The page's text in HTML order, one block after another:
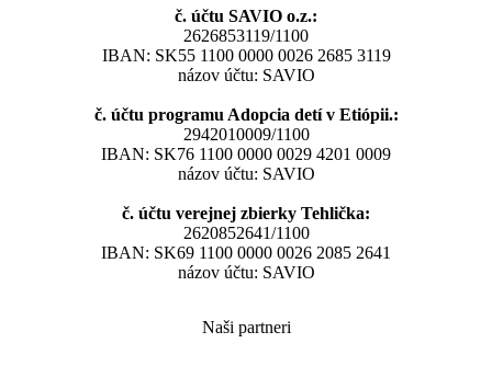
č. účtu SAVIO o.z.:
2626853119/1100
IBAN: SK55 1100 0000 0026 2685 3119
názov účtu: SAVIO
č. účtu programu Adopcia detí v Etiópii.:
2942010009/1100
IBAN: SK76 1100 0000 0029 4201 0009
názov účtu: SAVIO
č. účtu verejnej zbierky Tehlička:
2620852641/1100
IBAN: SK69 1100 0000 0026 2085 2641
názov účtu: SAVIO
Naši partneri